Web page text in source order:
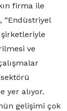
firma ile
“Endüstriyel
ve
yer alıyor.
gelişimi çok